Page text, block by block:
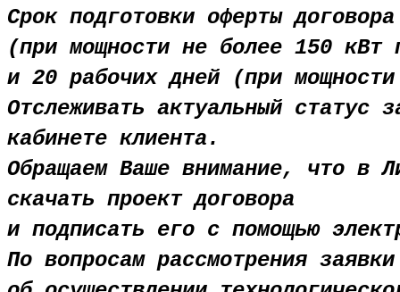
Срок подготовки оферты
(при мощности не более 150
и 20 рабочих дней (при
Отслеживать актуальный статус
кабинете клиента.
Обращаем Ваше внимание, что в
скачать проект договора
и подписать его с помощью
По вопросам рассмотрения